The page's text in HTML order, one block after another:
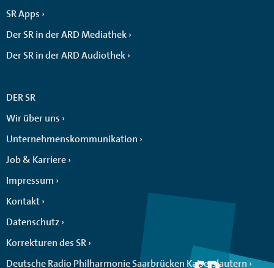
SR Apps
Der SR in der ARD Mediathek
Der SR in der ARD Audiothek
DER SR
Wir über uns
Unternehmenskommunikation
Job & Karriere
Impressum
Kontakt
Datenschutz
Korrekturen des SR
Deutsche Radio Philharmonie Saarbrücken Kaiserslautern